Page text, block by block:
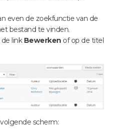
even de zoekfunctie van de
bestand te vinden.
link Bewerken of op de titel
scherm: